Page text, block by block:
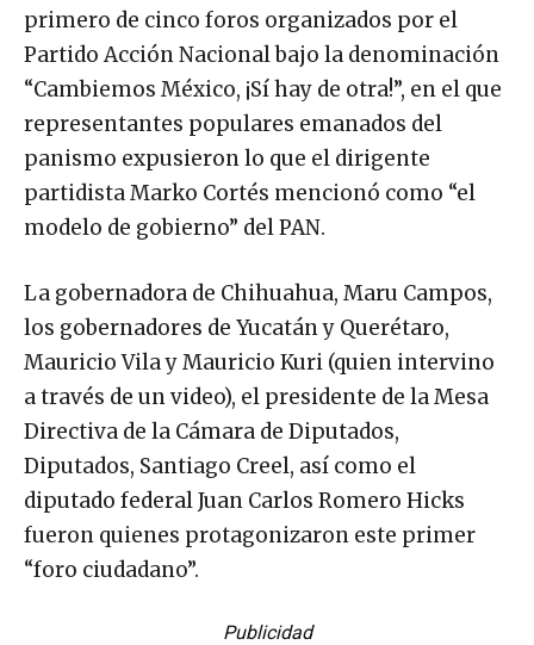
primero de cinco foros organizados por el
Partido Acción Nacional bajo la denominación
“Cambiemos México, ¡Sí hay de otra!”, en el que
representantes populares emanados del
panismo expusieron lo que el dirigente
partidista Marko Cortés mencionó como “el
modelo de gobierno” del PAN.
La gobernadora de Chihuahua, Maru Campos,
los gobernadores de Yucatán y Querétaro,
Mauricio Vila y Mauricio Kuri (quien intervino
a través de un video), el presidente de la Mesa
Directiva de la Cámara de Diputados,
Diputados, Santiago Creel, así como el
diputado federal Juan Carlos Romero Hicks
fueron quienes protagonizaron este primer
“foro ciudadano”.
Publicidad